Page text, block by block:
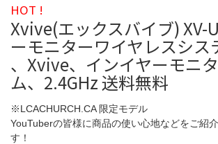
HOT !
Xvive(エックスバイブ) XV-
ーモニターワイヤレスシス
、Xvive、インイヤーモニ
ム、2.4GHz 送料無料
※LCACHURCH.CA 限定モデル
YouTuberの皆様に商品の使い心地などをご紹
す！